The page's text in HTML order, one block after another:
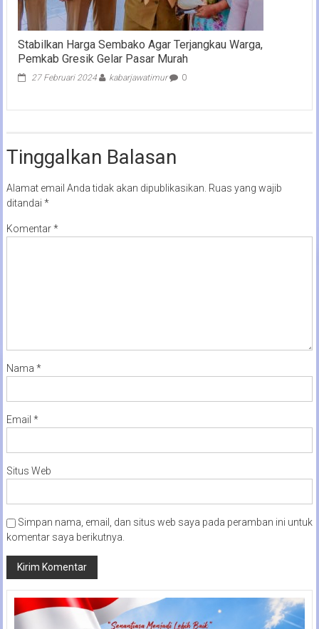
Stabilkan Harga Sembako Agar Terjangkau Warga,
Pemkab Gresik Gelar Pasar Murah
27 Februari 2024 kabarjawatimur 0
Tinggalkan Balasan
Alamat email Anda tidak akan dipublikasikan. Ruas yang wajib
ditandai *
Komentar*
Nama *
Email *
Situs Web
Simpan nama, email, dan situs web saya pada peramban ini untuk
komentar saya berikutnya.